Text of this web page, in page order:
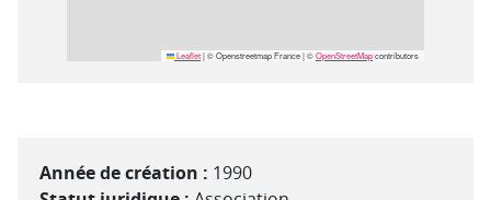
Leaflet|© Openstreetmap France | ©OpenStreetMapcontributors
Année de création : 1990